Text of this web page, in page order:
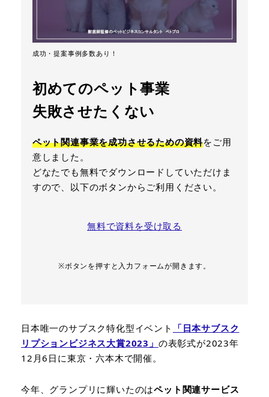
初めてのペット事業
失敗させたくない
ペット関連事業を成功させるための資料をご用
意しました。
どなたでも無料でダウンロードしていただけま
すので、以下のボタンからご利用ください。
無料で資料を受け取る
※ボタンを押すと入力フォームが開きます。
成功・提案事例多数あり！
日本唯一のサブスク特化型イベント
「日本サブスク
リプションビジネス大賞2023」 の表彰式が2023年
12月6日に東京・六本木で開催。
今年、グランプリに輝いたのはペット関連サービス